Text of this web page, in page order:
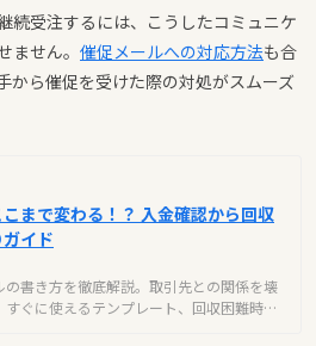
続受注するには、こうしたコミュニケ
ません。 催促メールへの対応方法も合
から催促を受けた際の対処がスムーズ
まで変わる！？ 入金確認から回収
イド
書き方を徹底解説。取引先との関係を壊
ぐに使えるテンプレート、回収困難時の